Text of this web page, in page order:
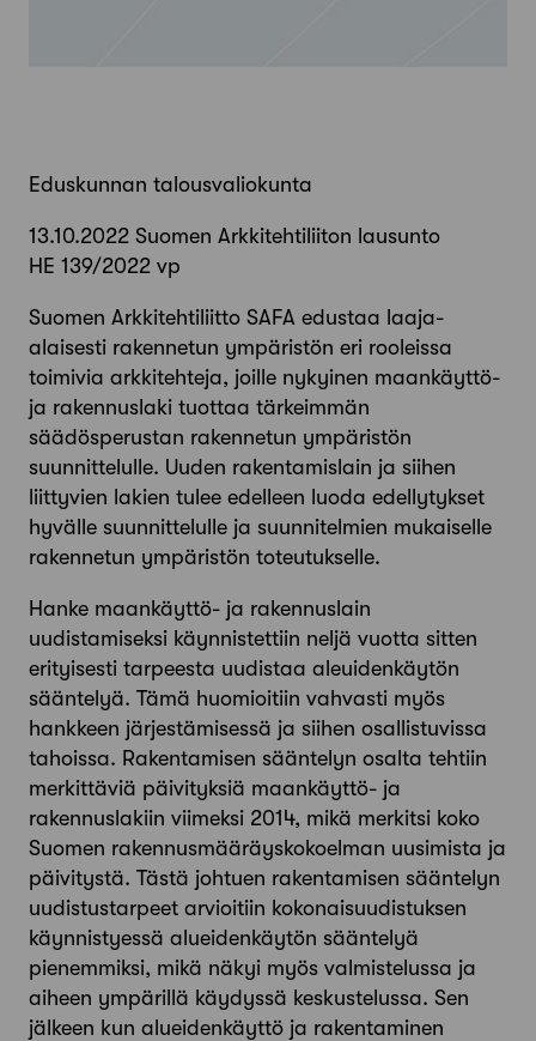
Eduskunnan talousvaliokunta
13.10.2022 Suomen Arkkitehtiliiton lausunto
HE 139/2022 vp
Suomen Arkkitehtiliitto SAFA edustaa laaja-
alaisesti rakennetun ympäristön eri rooleissa
toimivia arkkitehteja, joille nykyinen maankäyttö-
ja rakennuslaki tuottaa tärkeimmän
säädösperustan rakennetun ympäristön
suunnittelulle. Uuden rakentamislain ja siihen
liittyvien lakien tulee edelleen luoda edellytykset
hyvälle suunnittelulle ja suunnitelmien mukaiselle
rakennetun ympäristön toteutukselle.
Hanke maankäyttö- ja rakennuslain
uudistamiseksi käynnistettiin neljä vuotta sitten
erityisesti tarpeesta uudistaa aleuidenkäytön
sääntelyä. Tämä huomioitiin vahvasti myös
hankkeen järjestämisessä ja siihen osallistuvissa
tahoissa. Rakentamisen sääntelyn osalta tehtiin
merkittäviä päivityksiä maankäyttö- ja
rakennuslakiin viimeksi 2014, mikä merkitsi koko
Suomen rakennusmääräyskokoelman uusimista ja
päivitystä. Tästä johtuen rakentamisen sääntelyn
uudistustarpeet arvioitiin kokonaisuudistuksen
käynnistyessä alueidenkäytön sääntelyä
pienemmiksi, mikä näkyi myös valmistelussa ja
aiheen ympärillä käydyssä keskustelussa. Sen
jälkeen kun alueidenkäyttö ja rakentaminen